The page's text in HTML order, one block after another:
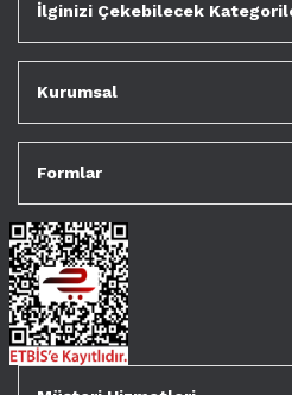
İlginizi Çekebilecek
Kurumsal
Formlar